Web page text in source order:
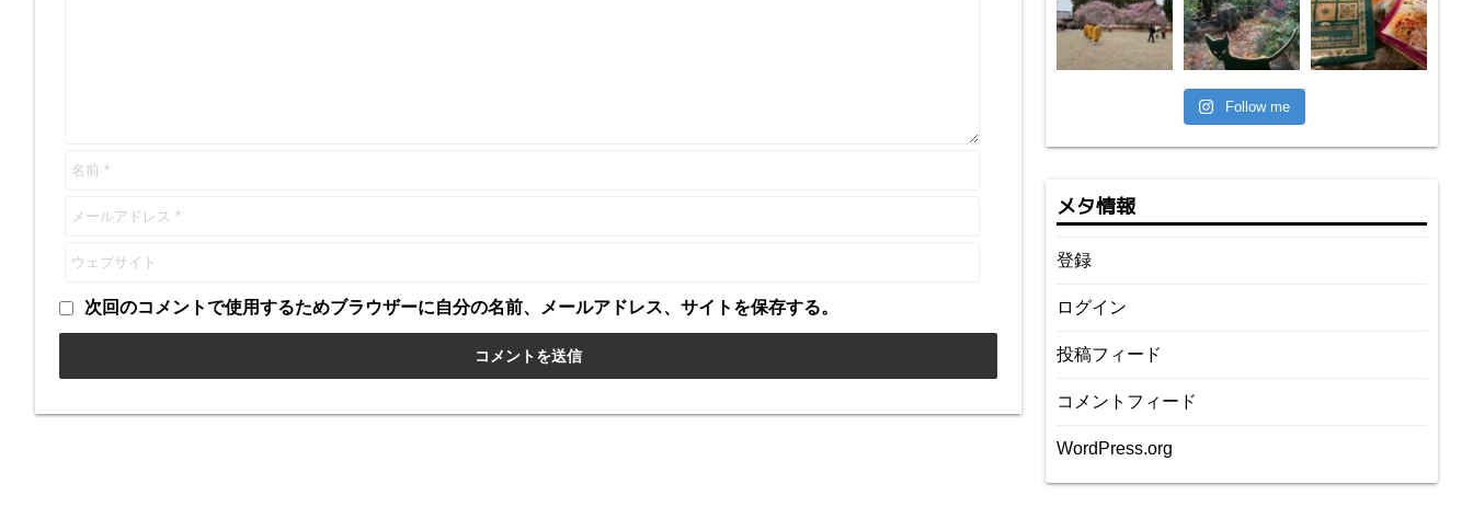
次回のコメントで使用するためブラウザーに自分の名前、メールアドレス、サイトを保存する。
Follow me
メタ情報
登録
ログイン
投稿フィード
コメントフィード
WordPress.org